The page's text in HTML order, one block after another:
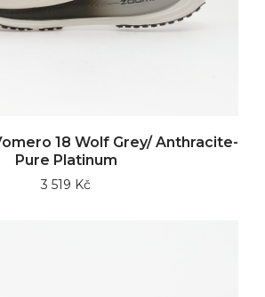
18 Wolf Grey/ Anthracite-
Pure Platinum
3 519 Kč